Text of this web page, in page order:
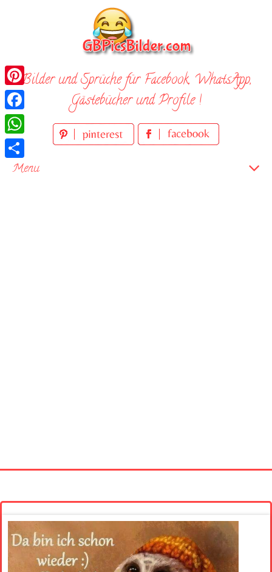
Bilder und Sprüche für Facebook, WhatsApp,
Gästebücher und Profile !
Menu
Pinterest
Facebook
WhatsApp
Teilen